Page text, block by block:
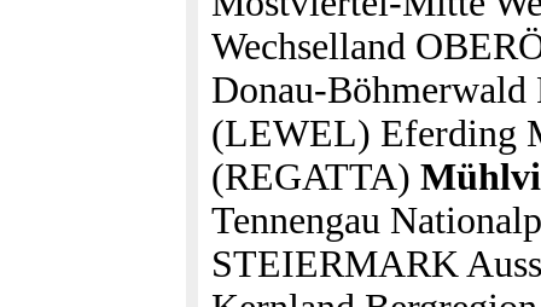
Wechselland
Donau-Böhmerwald
(LEWEL) Eferding
(REGATTA)
Tennengau
STEIERMARK